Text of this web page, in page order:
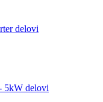
delovi
5kW delovi